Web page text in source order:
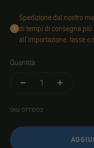
Spedizione dal nostro
di tempi di consegna
all'importazione, tasse o
Quantità:
SKU: OTT1003